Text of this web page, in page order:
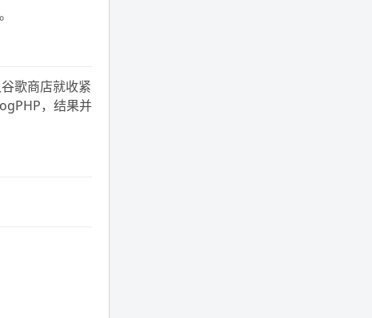
歌商店就收紧
，结果并